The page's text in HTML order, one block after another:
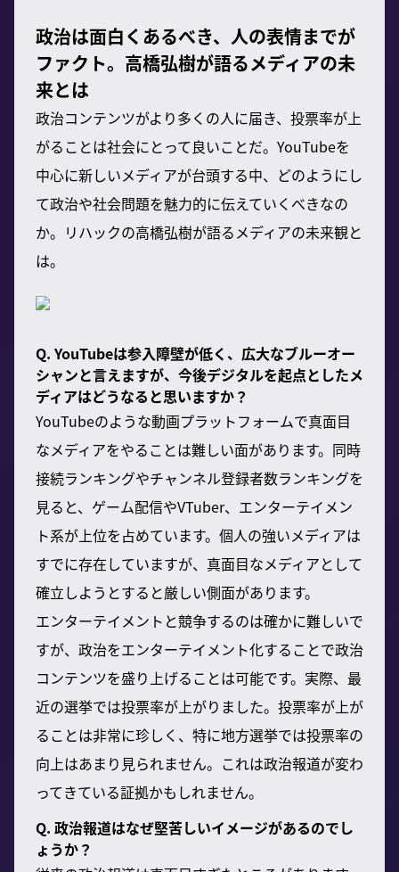
政治は面白くあるべき、人の表情までが
ファクト。高橋弘樹が語るメディアの未
来とは
政治コンテンツがより多くの人に届き、投票率が上
がることは社会にとって良いことだ。YouTubeを
中心に新しいメディアが台頭する中、どのようにし
て政治や社会問題を魅力的に伝えていくべきなの
か。リハックの高橋弘樹が語るメディアの未来観と
は。
Q. YouTubeは参入障壁が低く、広大なブルーオー
シャンと言えますが、今後デジタルを起点としたメ
ディアはどうなると思いますか？
YouTubeのような動画プラットフォームで真面目
なメディアをやることは難しい面があります。同時
接続ランキングやチャンネル登録者数ランキングを
見ると、ゲーム配信やVTuber、エンターテイメン
ト系が上位を占めています。個人の強いメディアは
すでに存在していますが、真面目なメディアとして
確立しようとすると厳しい側面があります。
エンターテイメントと競争するのは確かに難しいで
すが、政治をエンターテイメント化することで政治
コンテンツを盛り上げることは可能です。実際、最
近の選挙では投票率が上がりました。投票率が上が
ることは非常に珍しく、特に地方選挙では投票率の
向上はあまり見られません。これは政治報道が変わ
ってきている証拠かもしれません。
Q. 政治報道はなぜ堅苦しいイメージがあるのでし
ょうか？